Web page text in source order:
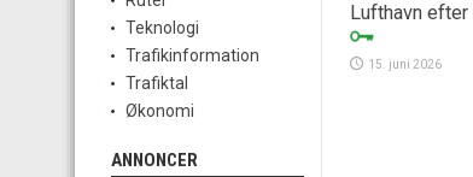
Lufthavn
15. juni 2026
Teknologi
Trafikinformation
Trafiktal
Økonomi
ANNONCER